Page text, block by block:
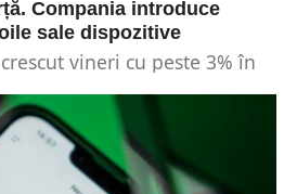
Compania introduce
sale dispozitive
vineri cu peste 3% în